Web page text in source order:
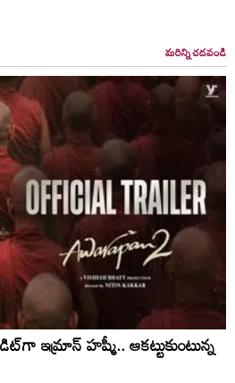
మరిన్ని చదవండి
హష్మీ.. ఆకట్టుకుంటున్న